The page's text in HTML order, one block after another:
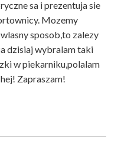
sa i prezentuja sie
Mozemy
sposob,to zalezy
dzisiaj wybralam taki
w piekarniku,polalam
ze hej! Zapraszam!